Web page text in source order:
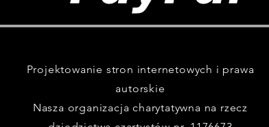
Projektowanie stron internetowych i prawa
autorskie
Nasza organizacja charytatywna na rzecz